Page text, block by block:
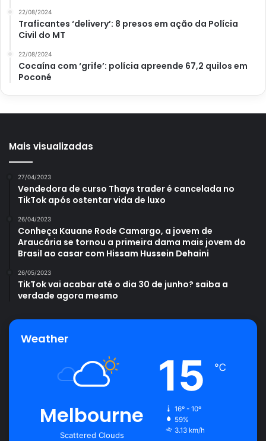
22/08/2024
Traficantes ‘delivery’: 8 presos em ação da Polícia
Civil do MT
22/08/2024
Cocaína com ‘grife’: polícia apreende 67,2 quilos em
Poconé
Mais visualizadas
27/04/2023
Vendedora de curso Thays trader é cancelada no
TikTok após ostentar vida de luxo
26/04/2023
Conheça Kauane Rode Camargo, a jovem de
Araucária se tornou a primeira dama mais jovem do
Brasil ao casar com Hissam Hussein Dehaini
26/05/2023
TikTok vai acabar até o dia 30 de junho? saiba a
verdade agora mesmo
Weather
Melbourne
Scattered Clouds
15 ℃
16º - 10º
59%
3.13 km/h